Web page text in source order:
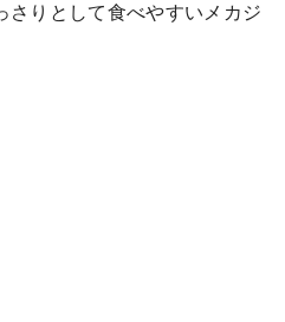
さりとして食べやすいメカジ